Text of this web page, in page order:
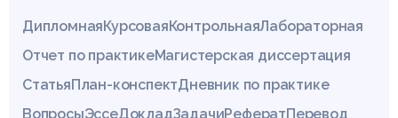
ДипломнаяКурсоваяКонтрольнаяЛабораторная
Отчет по практикеМагистерская диссертация
СтатьяПлан-конспектДневник по практике
ВопросыЭссеДокладЗадачиРефератПеревод